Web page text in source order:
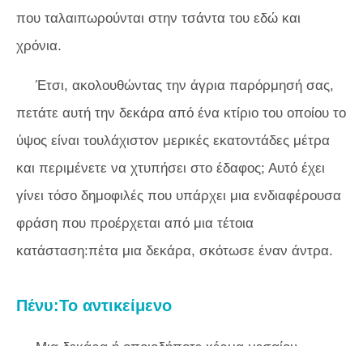
που ταλαιπωρούνται στην τσάντα του εδώ και
χρόνια.
Έτσι, ακολουθώντας την άγρια ​​παρόρμησή σας,
πετάτε αυτή την δεκάρα από ένα κτίριο του οποίου το
ύψος είναι τουλάχιστον μερικές εκατοντάδες μέτρα
και περιμένετε να χτυπήσει στο έδαφος; Αυτό έχει
γίνει τόσο δημοφιλές που υπάρχει μια ενδιαφέρουσα
φράση που προέρχεται από μια τέτοια
κατάσταση:πέτα μια δεκάρα, σκότωσε έναν άντρα.
Πένυ:Το αντικείμενο